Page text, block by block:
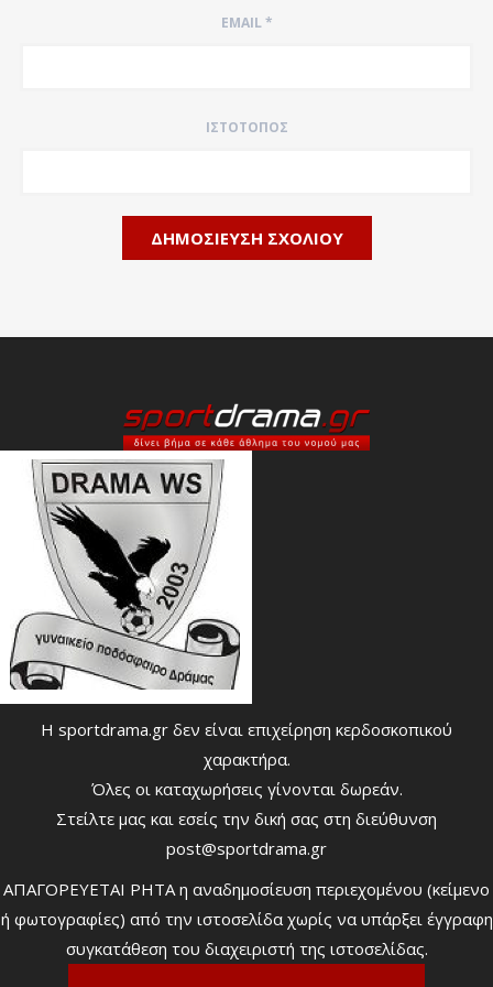
EMAIL*
ΙΣΤΌΤΟΠΟΣ
Η sportdrama.gr δεν είναι επιχείρηση κερδοσκοπικού
χαρακτήρα.
Όλες οι καταχωρήσεις γίνονται δωρεάν.
Στείλτε μας και εσείς την δική σας στη διεύθυνση
post@sportdrama.gr
ΑΠΑΓΟΡΕΥΕΤΑΙ ΡΗΤΑ η αναδημοσίευση περιεχομένου (κείμενο
ή φωτογραφίες) από την ιστοσελίδα χωρίς να υπάρξει έγγραφη
συγκατάθεση του διαχειριστή της ιστοσελίδας.